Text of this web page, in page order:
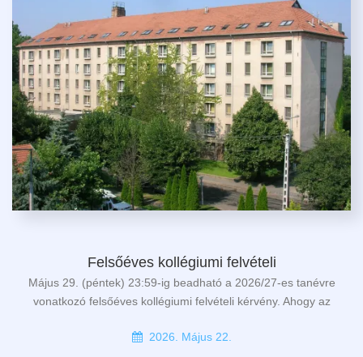
Felsőéves kollégiumi felvételi
Május 29. (péntek) 23:59-ig beadható a 2026/27-es tanévre
vonatkozó felsőéves kollégiumi felvételi kérvény. Ahogy az
2026. Május 22.